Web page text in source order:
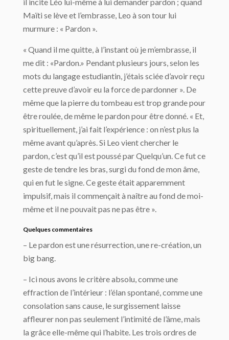
Maïti se lève et l’embrasse, Leo à son tour lui
murmure : « Pardon ».
« Quand il me quitte, à l’instant où je m’embrasse, il
me dit : «Pardon.» Pendant plusieurs jours, selon les
mots du langage estudiantin, j’étais sciée d’avoir reçu
cette preuve d’avoir eu la force de pardonner ». De
même que la pierre du tombeau est trop grande pour
être roulée, de même le pardon pour être donné. « Et,
spirituellement, j’ai fait l’expérience : on n’est plus la
même avant qu’après. Si Leo vient chercher le
pardon, c’est qu’il est poussé par Quelqu’un. Ce fut ce
geste de tendre les bras, surgi du fond de mon âme,
qui en fut le signe. Ce geste était apparemment
impulsif, mais il commençait à naître au fond de moi-
même et il ne pouvait pas ne pas être ».
Quelques commentaires
– Le pardon est une résurrection, une re-création, un
big bang.
– Ici nous avons le critère absolu, comme une
effraction de l’intérieur : l’élan spontané, comme une
consolation sans cause, le surgissement laisse
affleurer non pas seulement l’intimité de l’âme, mais
la grâce elle-même qui l’habite. Les trois ordres de